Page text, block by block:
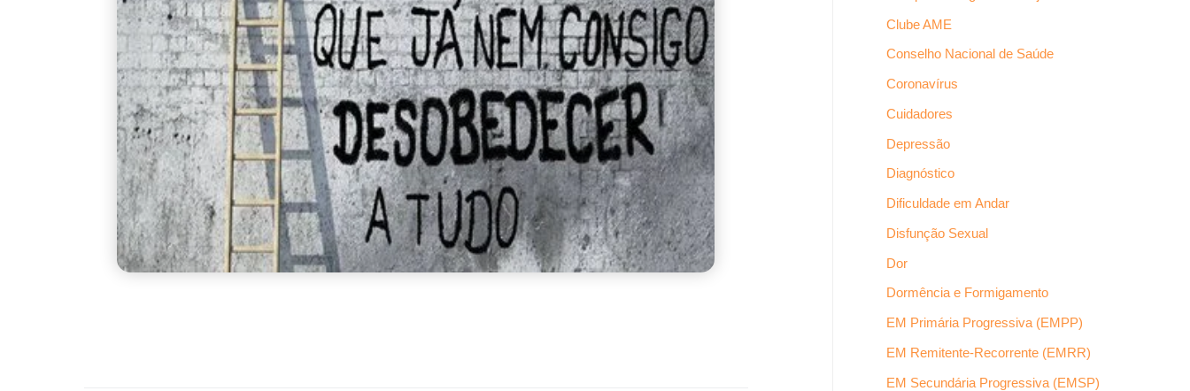
Clube AME
Conselho Nacional de Saúde
Coronavírus
Cuidadores
Depressão
Diagnóstico
Dificuldade em Andar
Disfunção Sexual
Dor
Dormência e Formigamento
EM Primária Progressiva (EMPP)
EM Remitente-Recorrente (EMRR)
EM Secundária Progressiva (EMSP)